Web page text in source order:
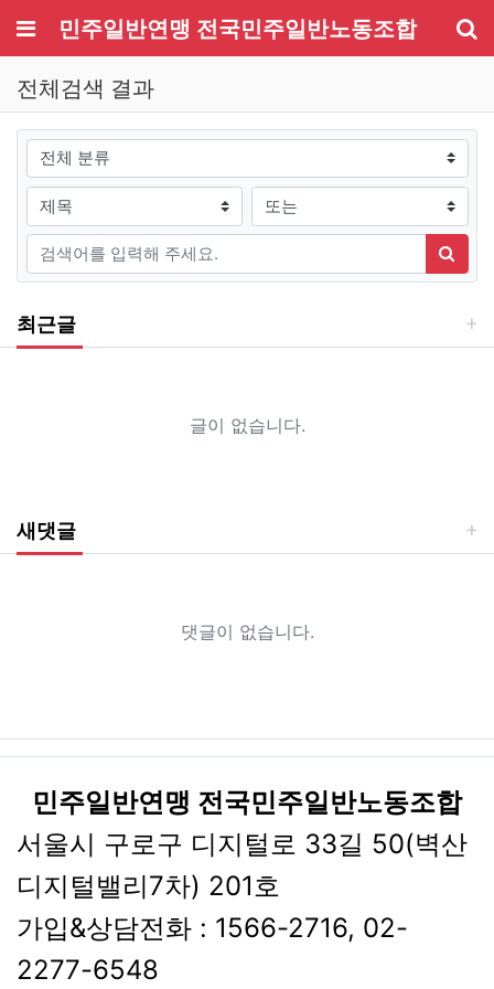
메뉴민주일반연맹 전국민주일반노동조합
전체검색 결과
그룹
검색조건 검색방법
검색어
검색
최근글
글이 없습니다.
새댓글
댓글이 없습니다.
민주일반연맹 전국민주일반노동조합
서울시 구로구 디지털로 33길 50(벽산
디지털밸리7차) 201호
가입&상담전화 : 1566-2716, 02-
2277-6548